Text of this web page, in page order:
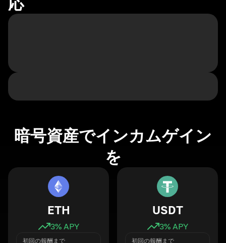
暗号資産でインカムゲイン
を
ETH
3% APY
初回の報酬まで
USDT
3% APY
初回の報酬まで